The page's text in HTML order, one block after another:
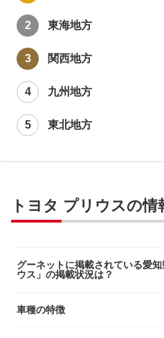
東海地方
関西地方
九州地方
東北地方
トヨタ プリウスの情
グーネットに掲載されている愛
ウス」の掲載状況は？
車種の特徴